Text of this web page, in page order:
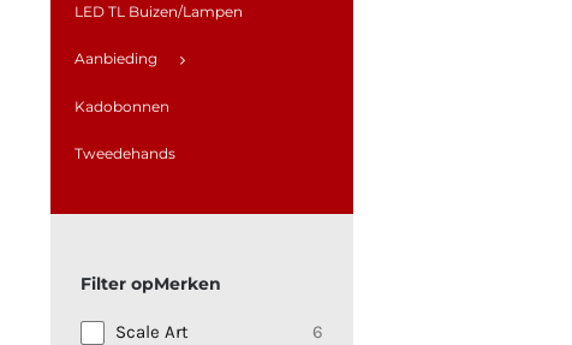
LED TL Buizen/Lampen
Aanbieding
Kadobonnen
Tweedehands
Merken
Scale Art 6